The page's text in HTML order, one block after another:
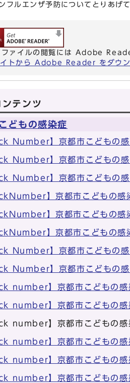
フルエンザ予防についてとりあげて
ファイルの閲覧には Adobe
トから Adobe Reader をダウン
ンテンツ
どもの感染症
Number】京都市こどもの感
Number】京都市こどもの感
Number】京都市こどもの感
】京都市こどもの感
】京都市こどもの感
】京都市こどもの感
Number】京都市こどもの
Number】京都市こどもの感
number】京都市こどもの感
number】京都市こどもの感
number】京都市こどもの感
number】京都市こどもの感
number】京都市こどもの感
number】京都市こどもの感